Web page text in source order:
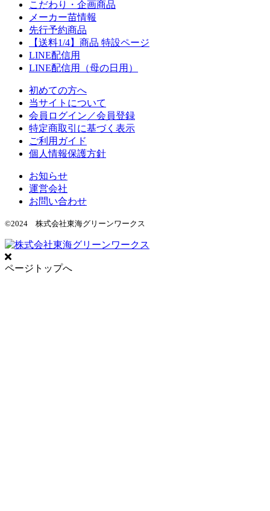
こだわり・企画商品
メーカー苗情報
先行予約商品
【送料1/4】商品 特設ページ
LINE配信用
LINE配信用（母の日用）
初めての方へ
当サイトについて
会員ログイン／会員登録
特定商取引に基づく表示
ご利用ガイド
個人情報保護方針
お知らせ
運営会社
お問い合わせ
©2024 株式会社東海グリーンワークス
ページトップへ